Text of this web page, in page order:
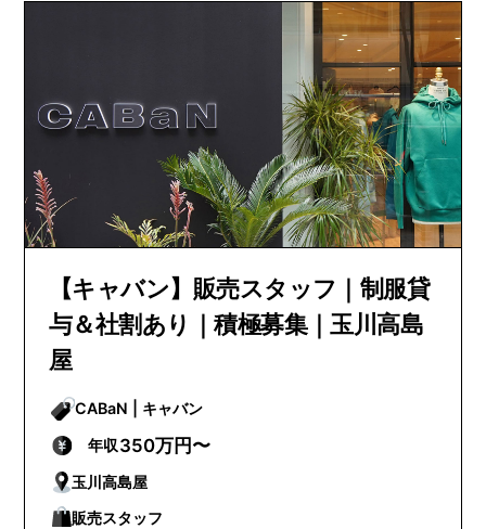
【キャバン】販売スタッフ｜制服貸
与＆社割あり｜積極募集｜玉川高島
屋
CABaN | キャバン
年収350万円〜
玉川高島屋
販売スタッフ